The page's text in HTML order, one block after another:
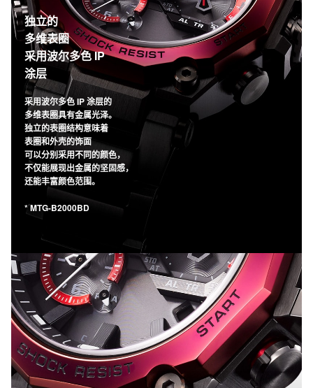
独立的
多维表圈
采用波尔多色 IP
涂层
采用波尔多色 IP 涂层的
多维表圈具有金属光泽。
独立的表圈结构意味着
表圈和外壳的饰面
可以分别采用不同的颜色，
不仅能展现出金属的坚固感，
还能丰富颜色范围。
* MTG-B2000BD